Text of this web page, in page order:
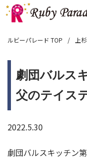
ルビーパレード TOP 上
劇団バルス
父のテイス
2022.5.30
劇団バルスキッチン